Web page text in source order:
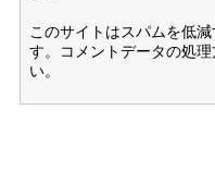
このサイトはスパムを低
す。
コメントデータの処
い。